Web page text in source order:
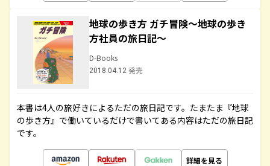
地球の歩き方 ガチ冒険～地球の歩き
方社員の旅日記～
D-Books
2018.04.12 発売
本書は4人の旅好きによるただの旅日記です。たまたま『地球
の歩き方』で働いているだけで書いてある内容はただの旅日記
です。
詳細を見る